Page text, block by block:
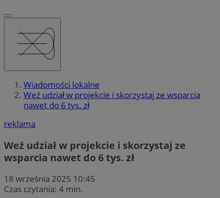
Wiadomości lokalne
Weź udział w projekcie i skorzystaj ze wsparcia
nawet do 6 tys. zł
reklama
Weź udział w projekcie i skorzystaj ze
wsparcia nawet do 6 tys. zł
18 września 2025 10:45
Czas czytania: 4 min.